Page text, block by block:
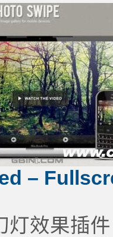
–
灯效果插